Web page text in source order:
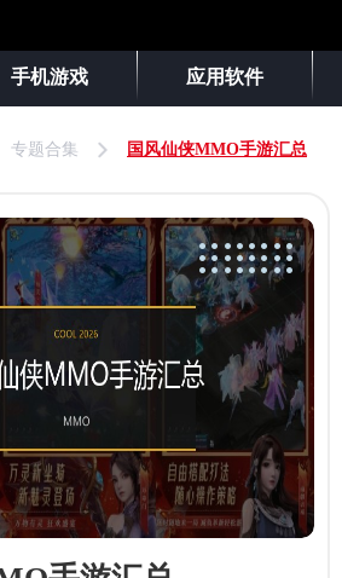
手机游戏 应用软件
专题合集 国风仙侠MMO手游汇总